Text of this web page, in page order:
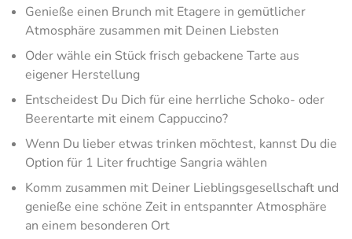
Genieße einen Brunch mit Etagere in gemütlicher
Atmosphäre zusammen mit Deinen Liebsten
Oder wähle ein Stück frisch gebackene Tarte aus
eigener Herstellung
Entscheidest Du Dich für eine herrliche Schoko- oder
Beerentarte mit einem Cappuccino?
Wenn Du lieber etwas trinken möchtest, kannst Du die
Option für 1 Liter fruchtige Sangria wählen
Komm zusammen mit Deiner Lieblingsgesellschaft und
genieße eine schöne Zeit in entspannter Atmosphäre
an einem besonderen Ort